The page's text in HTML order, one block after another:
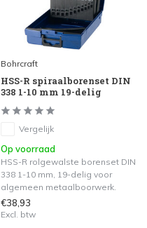
Bohrcraft
HSS-R spiraalborenset DIN
338 1-10 mm 19-delig
Vergelijk
Op voorraad
HSS-R rolgewalste borenset DIN
338 1-10 mm, 19-delig voor
algemeen metaalboorwerk.
€38,93
Excl. btw